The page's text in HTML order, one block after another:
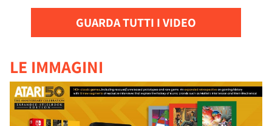
GUARDA TUTTI I VIDEO
LE IMMAGINI